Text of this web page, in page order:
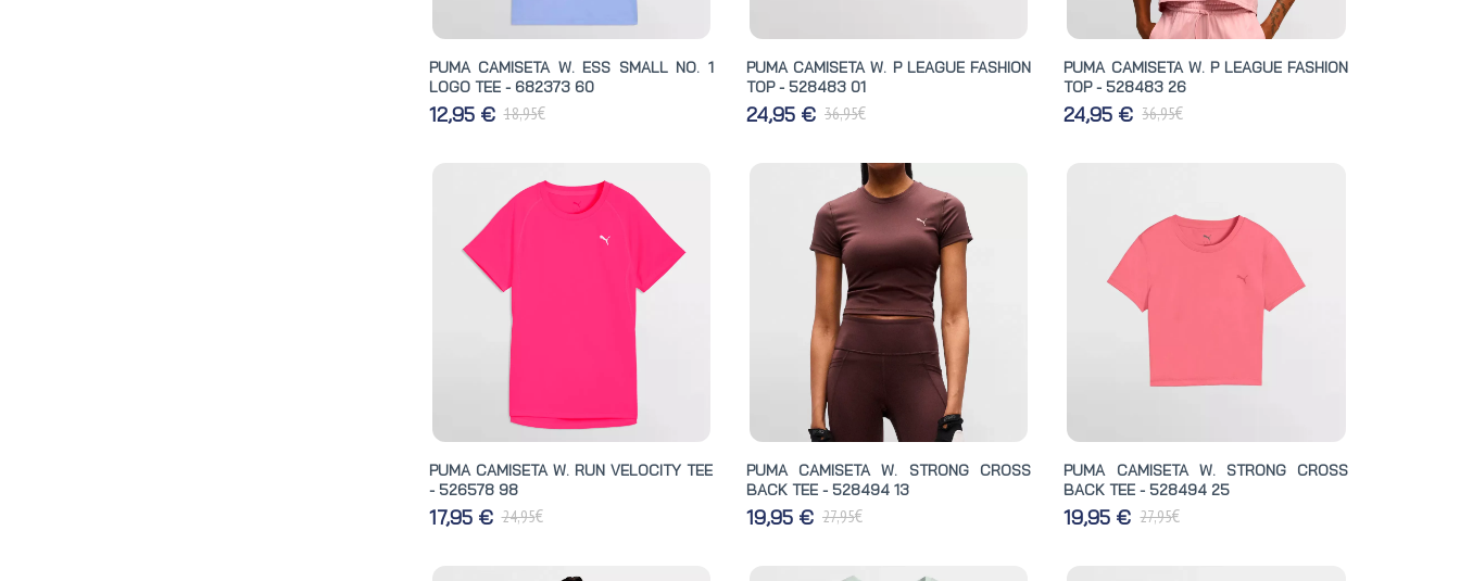
PUMA CAMISETA W. ESS SMALL NO. 1
LOGO TEE - 682373 60
12,95 € 18,95€
PUMA CAMISETA W. P LEAGUE FASHION
TOP - 528483 01
24,95 € 36,95€
PUMA CAMISETA W. P LEAGUE FASHION
TOP - 528483 26
24,95 € 36,95€
PUMA CAMISETA W. RUN VELOCITY TEE
- 526578 98
17,95 € 24,95€
PUMA CAMISETA W. STRONG CROSS
BACK TEE - 528494 13
19,95 € 27,95€
PUMA CAMISETA W. STRONG CROSS
BACK TEE - 528494 25
19,95 € 27,95€